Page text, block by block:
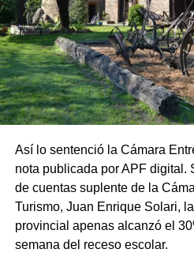
Así lo sentenció la Cámara
nota publicada por APF digital.
de cuentas suplente de la
Turismo, Juan Enrique Solari,
provincial apenas alcanzó el
semana del receso escolar.